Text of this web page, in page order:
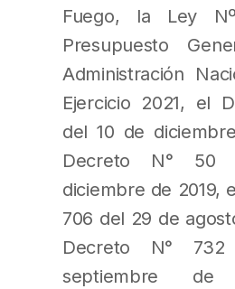
Fuego, la Ley
Presupuesto
Administración
Ejercicio 2021, el
del 10 de
Decreto N°
diciembre de 2019,
706 del 29 de
Decreto N°
septiembre